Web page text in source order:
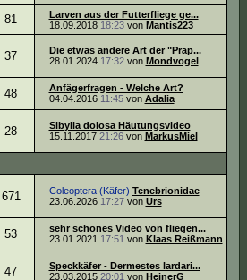
81
Larven aus der Futterfliege ge...
18.09.2018 18:23von Mantis223
37
Die etwas andere Art der "Präp...
28.01.2024 17:32von Mondvogel
48
Anfägerfragen - Welche Art?
04.04.2016 11:45von Adalia
28
Sibylla dolosa Häutungsvideo
15.11.2017 21:26von MarkusMiel
671 Coleoptera (Käfer) Tenebrionidae
23.06.2026 17:27von Urs
53
sehr schönes Video von fliegen...
23.01.2021 17:51 von Klaas Reißmann
47
Speckkäfer - Dermestes lardari...
23.03.2015 20:01 von HeinerG